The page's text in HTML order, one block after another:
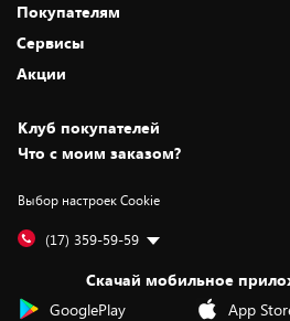
О нас
Адреса магазинов
Новости
Статьи и обзоры
Вакансии
Дай пять добру!
Покупателям
Как сделать заказ
Оплата и доставка
Безналичный расчёт
Обмен и возврат товара
Обработка персональных данных
Подарочные карты
Сервисы
Установка техники
Для игровых консолей
Для мобильных устройств
Для компьютеров
Сервисные центры
Акции
Скидки и промокоды
Белорусские товары
Бонусы
Оплата частями
Уценка
Клуб покупателей
Что с моим заказом?
Выбор настроек Cookie
(17) 359-59-59
Скачай мобильное
GooglePlay
App